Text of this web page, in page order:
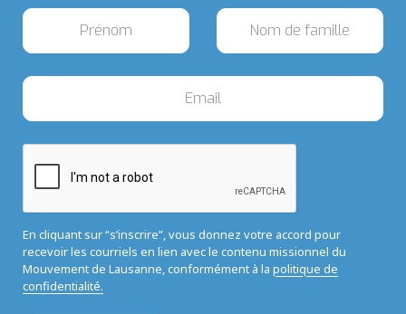
En cliquant sur “s’inscrire”, vous donnez votre accord pour
recevoir les courriels en lien avec le contenu missionnel du
Mouvement de Lausanne, conformément à la politique de
confidentialité.